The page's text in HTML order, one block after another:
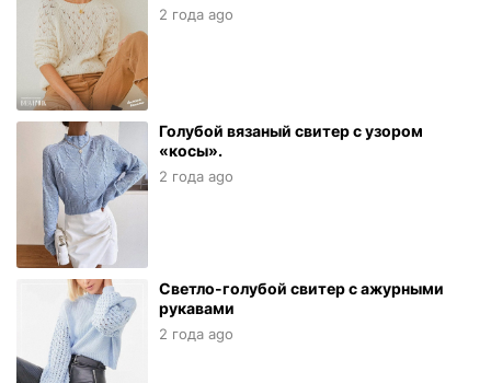
2 года ago
Голубой вязаный свитер с узором
«косы».
2 года ago
Светло-голубой свитер с ажурными
рукавами
2 года ago